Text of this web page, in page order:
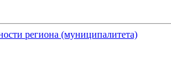
региона (муниципалитета)